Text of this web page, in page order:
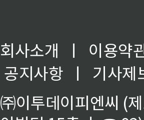
회사소개 ㅣ
이용약
공지사항
ㅣ
기사제
㈜이투데이피엔씨 (